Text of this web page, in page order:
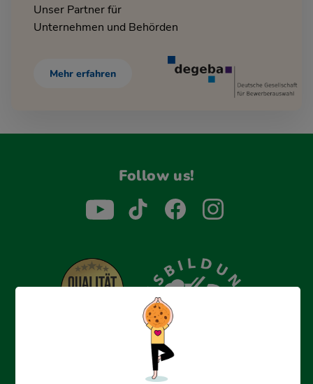
Unser Partner für
Unternehmen und Behörden
Mehr erfahren
Follow us!
Erfolgreich bewerben mit Ausbildungspark: Wir
begleiten dich Schritt für Schritt bei deinem Start in den